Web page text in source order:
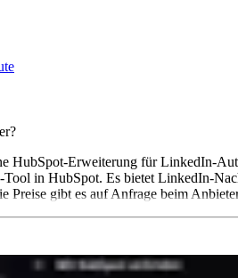
HubSpot-Erweiterung für LinkedIn-
Tool in HubSpot. Es bietet LinkedIn-
Preise gibt es auf Anfrage beim